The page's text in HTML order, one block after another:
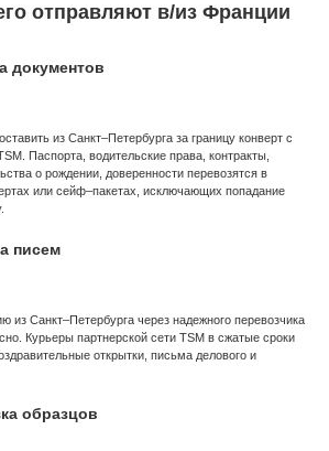
отправляют в/из Франции
документов
из Санкт–Петербурга за границу конверт с
Паспорта, водительские права, контракты,
о рождении, доверенности перевозятся в
или сейф–пакетах, исключающих попадание
писем
из Санкт–Петербурга через надежного перевозчика
Курьеры партнерской сети TSM в сжатые сроки
открытки, письма делового и
образцов